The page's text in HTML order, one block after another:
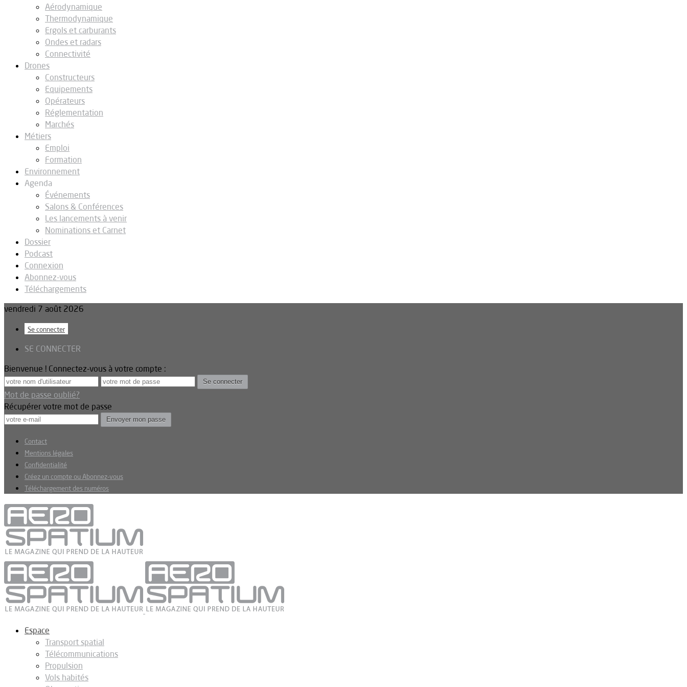
Aérodynamique
Thermodynamique
Ergols et carburants
Ondes et radars
Connectivité
Drones
Constructeurs
Equipements
Opérateurs
Réglementation
Marchés
Métiers
Emploi
Formation
Environnement
Agenda
Événements
Salons & Conférences
Les lancements à venir
Nominations et Carnet
Dossier
Podcast
Connexion
Abonnez-vous
Téléchargements
vendredi 7 août 2026
Se connecter
SE CONNECTER
Bienvenue ! Connectez-vous à votre compte :
Mot de passe oublié?
Récupérer votre mot de passe
Contact
Mentions légales
Confidentialité
Créez un compte ou Abonnez-vous
Téléchargement des numéros
Espace
Transport spatial
Télécommunications
Propulsion
Vols habités